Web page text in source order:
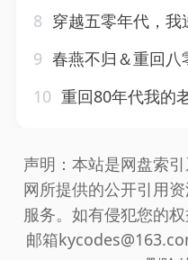
8 穿越五零年代，我
9 春燕不归＆重回八零年
10 重回80年代我的老爹是男神&
声明：本站是网盘索
网所提供的公开引用
服务。如有侵犯您的
邮箱